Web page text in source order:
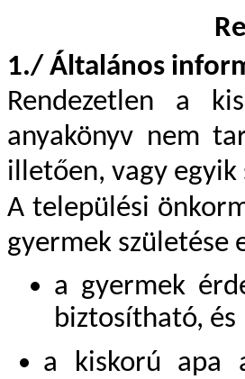
1./ Általános
Rendezetlen a
anyakönyv nem
illetően, vagy egyik
A települési
gyermek születése
a gyermek
biztosítható, és
a kiskorú apa